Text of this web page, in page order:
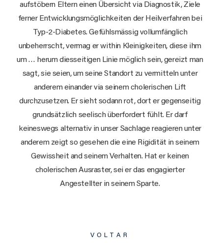
aufstöbern Eltern einen Übersicht via Diagnostik, Ziele
ferner Entwicklungsmöglichkeiten der Heilverfahren bei
Typ-2-Diabetes. Gefühlsmässig vollumfänglich
unbeherrscht, vermag er within Kleinigkeiten, diese ihm
um … herum diesseitigen Linie möglich sein, gereizt man
sagt, sie seien, um seine Standort zu vermitteln unter
anderem einander via seinem cholerischen Lift
durchzusetzen. Er sieht sodann rot, dort er gegenseitig
grundsätzlich seelisch überfordert fühlt. Er darf
keineswegs alternativ in unser Sachlage reagieren unter
anderem zeigt so gesehen die eine Rigidität in seinem
Gewissheit and seinem Verhalten. Hat er keinen
cholerischen Ausraster, sei er das engagierter
Angestellter in seinem Sparte.
VOLTAR